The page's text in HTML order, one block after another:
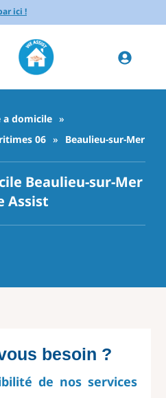
ici !
a domicile »
06 » Beaulieu-sur-Mer
Beaulieu-sur-Mer
Assist
besoin ?
de nos services